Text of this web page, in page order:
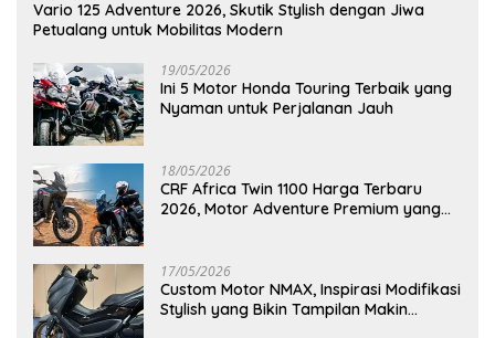
Vario 125 Adventure 2026, Skutik Stylish dengan Jiwa
Petualang untuk Mobilitas Modern
19/05/2026
Ini 5 Motor Honda Touring Terbaik yang
Nyaman untuk Perjalanan Jauh
18/05/2026
CRF Africa Twin 1100 Harga Terbaru
2026, Motor Adventure Premium yang
17/05/2026
Custom Motor NMAX, Inspirasi Modifikasi
Stylish yang Bikin Tampilan Makin